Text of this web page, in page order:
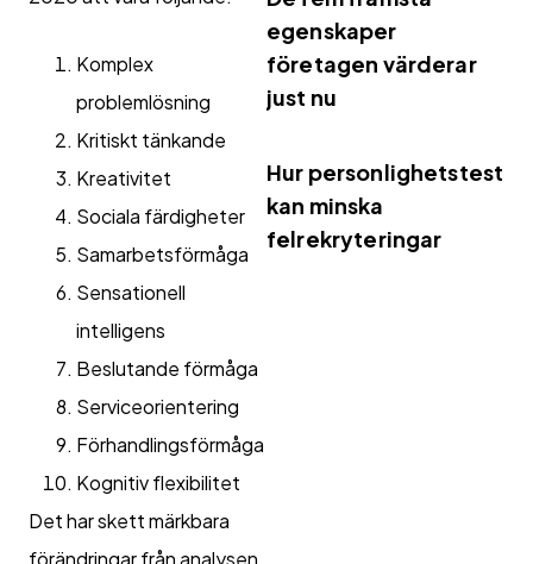
Komplex
problemlösning
Kritiskt tänkande
Kreativitet
Sociala färdigheter
Samarbetsförmåga
Sensationell
intelligens
Beslutande förmåga
Serviceorientering
Förhandlingsförmåga
Kognitiv flexibilitet
Det har skett märkbara
förändringar från analysen
egenskaper
företagen värderar
just nu
Hur personlighetstest
kan minska
felrekryteringar